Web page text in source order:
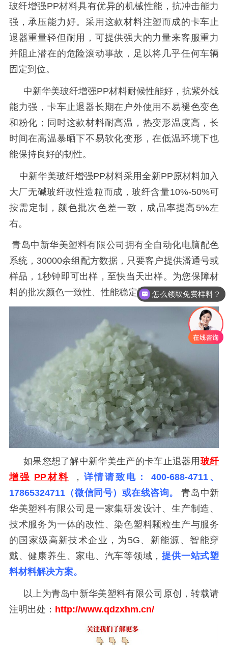
玻纤增强PP材料具有优异的机械性能，抗冲击能力
强，承压能力好。采用这款材料注塑而成的卡车止
退器重量轻但耐用，可提供强大的力量来客服重力
并阻止潜在的危险滚动事故，足以将几乎任何车辆
固定到位。
中新华美玻纤增强PP材料耐候性能好，抗紫外线
能力强，卡车止退器长期在户外使用不易褪色变色
和粉化；同时这款材料耐高温，热变形温度高，长
时间在高温暴晒下不易软化变形，在低温环境下也
能保持良好的韧性。
中新华美玻纤增强PP材料采用全新PP原材料加入
大厂无碱玻纤改性造粒而成，玻纤含量10%-50%可
按需定制，颜色批次色差一致，成品率提高5%左
右。
青岛中新华美塑料有限公司 拥有全自动化电脑配色
系统，30000余组配方数据，只要客户提供潘通号或
样品，1秒钟即可出样，至快当天出样。为您保障材
料的批次颜色一致性、性能稳定性。
如果您想了解中新华美生产的卡车止退器用 玻纤
增强 PP材料 ， 详情请致电： 400-688-4711 、
17865324711（微信同号）或在线咨询。
青岛中新
华美塑料有限公司是一家集研发设计、生产制造、
技术服务为一体的改性、染色塑料颗粒生产与服务
的国家级高新技术企业，为5G、新能源、智能穿
戴、健康养生、家电、汽车等领域，提供一站式塑
料材料解决方案。
以上为青岛中新华美塑料有限公司原创，转载请
注明出处： http://www.qdzxhm.cn/
怎么领取免费样料？